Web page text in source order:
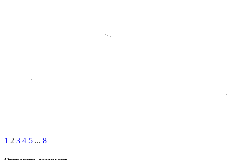
1 2 3 4 5 ... 8